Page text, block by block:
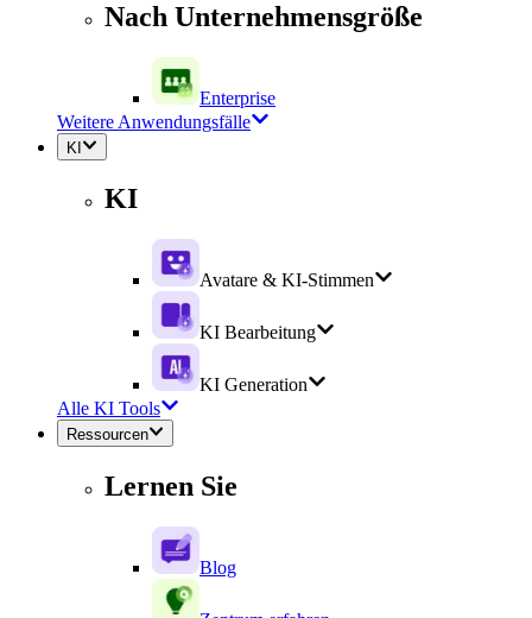
Nach Unternehmensgröße
Enterprise
Weitere Anwendungsfälle
KI
KI
Avatare & KI-Stimmen
KI Bearbeitung
KI Generation
Alle KI Tools
Ressourcen
Lernen Sie
Blog